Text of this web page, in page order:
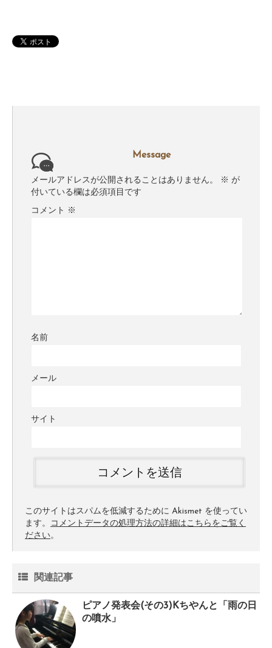
Message
メールアドレスが公開されることはありません。 ※ が
付いている欄は必須項目です
コメント ※
名前
メール
サイト
このサイトはスパムを低減するために Akismet を使ってい
ます。
コメントデータの処理方法の詳細はこちらをご覧く
ださい。
関連記事
ピアノ発表会(その3)Kちやんと「雨の日
の噴水」